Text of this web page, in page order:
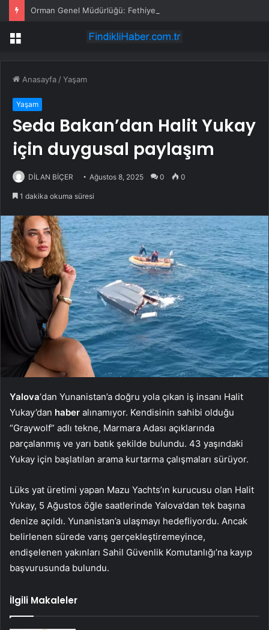
Menü
Anasayfa /Yaşam
Yaşam
Seda Bakan’dan Halit Yukay
için duygusal paylaşım
DİLAN BİÇER Ağustos 8, 2025 0 0
1 dakika okuma süresi
Yalova‘dan Yunanistan’a doğru yola çıkan iş insanı Halit
Yukay’dan haber alınamıyor. Kendisinin sahibi olduğu
“Graywolf” adlı tekne, Marmara Adası açıklarında
parçalanmış ve yarı batık şekilde bulundu. 43 yaşındaki
Yukay için başlatılan arama kurtarma çalışmaları sürüyor.
Lüks yat üretimi yapan Mazu Yachts’ın kurucusu olan Halit
Yukay, 5 Ağustos öğle saatlerinde Yalova’dan tek başına
denize açıldı. Yunanistan’a ulaşmayı hedefliyordu. Ancak
belirlenen sürede varış gerçekleştiremeyince,
endişelenen yakınları Sahil Güvenlik Komutanlığı’na kayıp
başvurusunda bulundu.
İlgili Makaleler